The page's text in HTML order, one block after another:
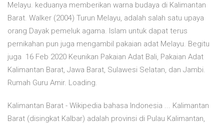
Melayu. keduanya memberikan warna budaya di Kalimantan
Barat. Walker (2004) Turun Melayu, adalah salah satu upaya
orang Dayak pemeluk agama. Islam untuk dapat terus
pernikahan pun juga mengambil pakaian adat Melayu. Begitu
juga 16 Feb 2020 Keunikan Pakaian Adat Bali, Pakaian Adat
Kalimantan Barat, Jawa Barat, Sulawesi Selatan, dan Jambi.
Rumah Guru Amir. Loading.
Kalimantan Barat - Wikipedia bahasa Indonesia ... Kalimantan
Barat (disingkat Kalbar) adalah provinsi di Pulau Kalimantan,